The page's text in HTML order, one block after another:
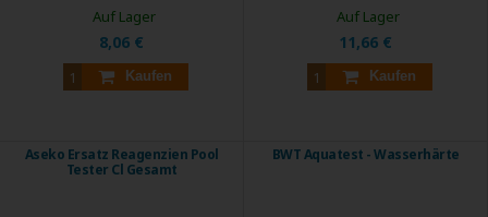
8,06 €
Kaufen
Auf Lager
11,66 €
Kaufen
Auf Lager
Aseko Ersatz Reagenzien Pool
Tester Cl Gesamt
BWT Aquatest - Wasserhärte